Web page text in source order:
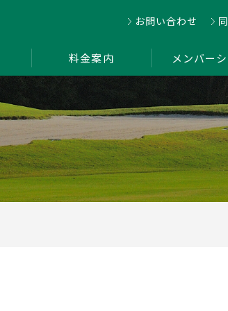
お問い合わせ
料金案内 メンバー